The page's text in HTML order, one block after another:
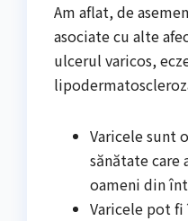
Am aflat, de
asociate cu alte
ulcerul varicos,
Varicele sunt
sănătate care
oameni din
Varicele pot